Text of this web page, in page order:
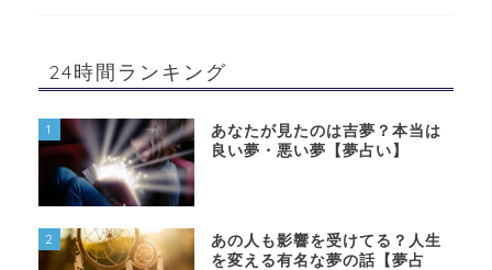
24時間ランキング
1
あなたが見たのは吉夢？本当は
良い夢・悪い夢【夢占い】
2
あの人も影響を受けてる？人生
を変える有名な夢の話【夢占